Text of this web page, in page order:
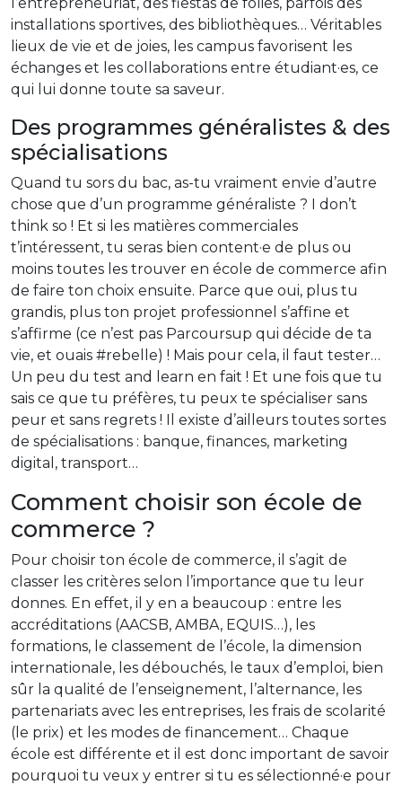
installations sportives, des bibliothèques… Véritables
lieux de vie et de joies, les campus favorisent les
échanges et les collaborations entre étudiant·es, ce
qui lui donne toute sa saveur.
Des programmes généralistes & des
spécialisations
Quand tu sors du bac, as-tu vraiment envie d’autre
chose que d’un programme généraliste ? I don’t
think so ! Et si les matières commerciales
t’intéressent, tu seras bien content·e de plus ou
moins toutes les trouver en école de commerce afin
de faire ton choix ensuite. Parce que oui, plus tu
grandis, plus ton projet professionnel s’affine et
s’affirme (ce n’est pas Parcoursup qui décide de ta
vie, et ouais #rebelle) ! Mais pour cela, il faut tester…
Un peu du test and learn en fait ! Et une fois que tu
sais ce que tu préfères, tu peux te spécialiser sans
peur et sans regrets ! Il existe d’ailleurs toutes sortes
de spécialisations : banque, finances, marketing
digital, transport…
Comment choisir son école de
commerce ?
Pour choisir ton école de commerce, il s’agit de
classer les critères selon l’importance que tu leur
donnes. En effet, il y en a beaucoup : entre les
accréditations (AACSB, AMBA, EQUIS…), les
formations, le classement de l’école, la dimension
internationale, les débouchés, le taux d’emploi, bien
sûr la qualité de l’enseignement, l’alternance, les
partenariats avec les entreprises, les frais de scolarité
(le prix) et les modes de financement… Chaque
école est différente et il est donc important de savoir
pourquoi tu veux y entrer si tu es sélectionné·e pour